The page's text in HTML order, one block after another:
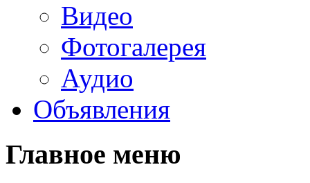
Видео
Фотогалерея
Аудио
Объявления
Главное меню